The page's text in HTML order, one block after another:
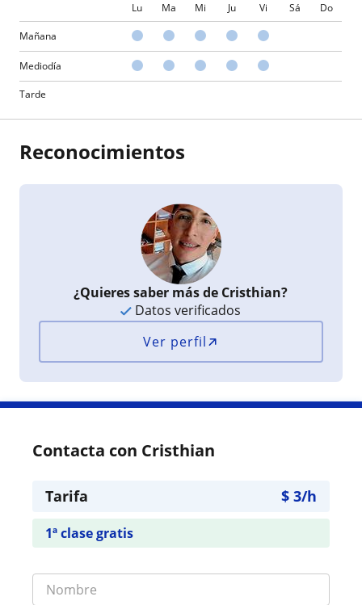
Lu Ma Mi Ju Vi Sá Do
Mañana
Mediodía
Tarde
Reconocimientos
¿Quieres saber más de Cristhian?
Datos verificados
Ver perfil
Contacta con Cristhian
Tarifa $ 3/h
1ª clase gratis